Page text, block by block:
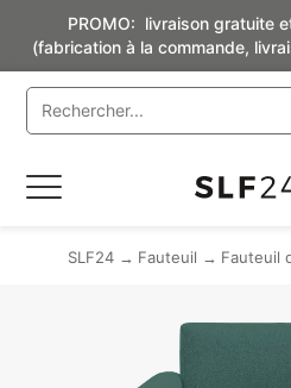
PROMO: livraison gratuite
(fabrication à la commande,
Basculer
SLF24 Fauteuil Fauteuil